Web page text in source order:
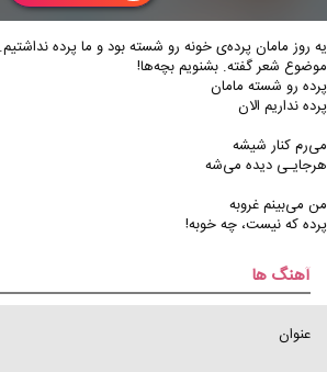
یه روز مامان پرده‌ی خونه رو شسته بود و ما پرده
موضوع شعر گفته. بشنویم بچه‌ها!
پرده رو شسته مامان
پرده نداریم الان
می‌رم کنار شیشه
هرجایـی دیده می‌شه
من می‌بینم غروبه
پرده که نیست، چه خوبه!
آهنگ ها
عنوان